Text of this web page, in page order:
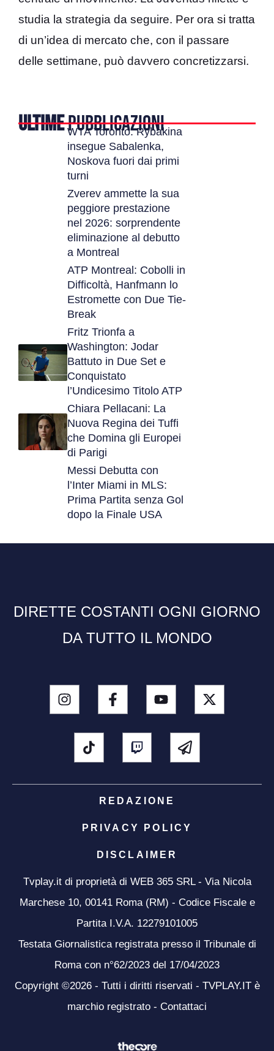
studia la strategia da seguire. Per ora si tratta
di un’idea di mercato che, con il passare
delle settimane, può davvero concretizzarsi.
ULTIMEPUBBLICAZIONI
WTA Toronto: Rybakina
insegue Sabalenka,
Noskova fuori dai primi
turni
Zverev ammette la sua
peggiore prestazione
nel 2026: sorprendente
eliminazione al debutto
a Montreal
ATP Montreal: Cobolli in
Difficoltà, Hanfmann lo
Estromette con Due Tie-
Break
Fritz Trionfa a
Washington: Jodar
Battuto in Due Set e
Conquistato
l’Undicesimo Titolo ATP
Chiara Pellacani: La
Nuova Regina dei Tuffi
che Domina gli Europei
di Parigi
Messi Debutta con
l’Inter Miami in MLS:
Prima Partita senza Gol
dopo la Finale USA
DIRETTE COSTANTI OGNI GIORNO
DA TUTTO IL MONDO
REDAZIONE
PRIVACY POLICY
DISCLAIMER
Tvplay.it di proprietà di WEB 365 SRL - Via Nicola
Marchese 10, 00141 Roma (RM) - Codice Fiscale e
Partita I.V.A. 12279101005
Testata Giornalistica registrata presso il Tribunale di
Roma con n°62/2023 del 17/04/2023
Copyright ©2026 - Tutti i diritti riservati - TVPLAY.IT è
marchio registrato - Contattaci